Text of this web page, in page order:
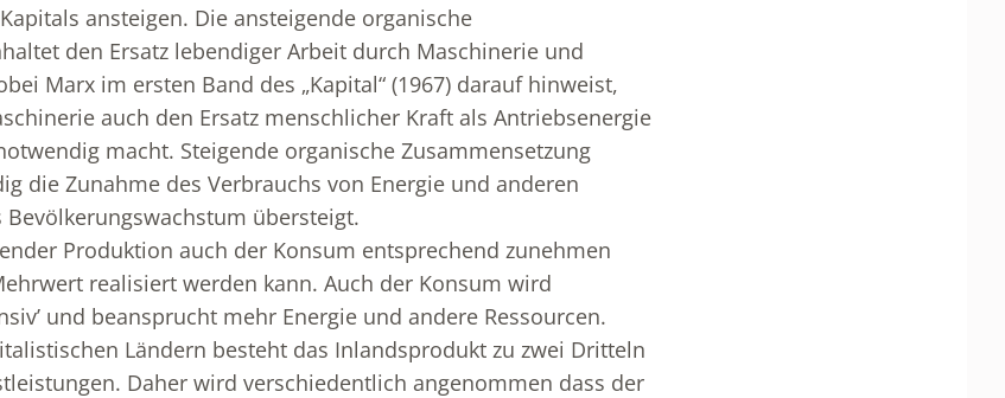
ansteigen. Die ansteigende organische
den Ersatz lebendiger Arbeit durch Maschinerie und
Marx im ersten Band des „Kapital“ (1967) darauf hinweist,
auch den Ersatz menschlicher Kraft als Antriebsenergie
macht. Steigende organische Zusammensetzung
die Zunahme des Verbrauchs von Energie und anderen
Bevölkerungswachstum übersteigt.
Produktion auch der Konsum entsprechend zunehmen
realisiert werden kann. Auch der Konsum wird
und beansprucht mehr Energie und andere Ressourcen.
Ländern besteht das Inlandsprodukt zu zwei Dritteln
Daher wird verschiedentlich angenommen dass der